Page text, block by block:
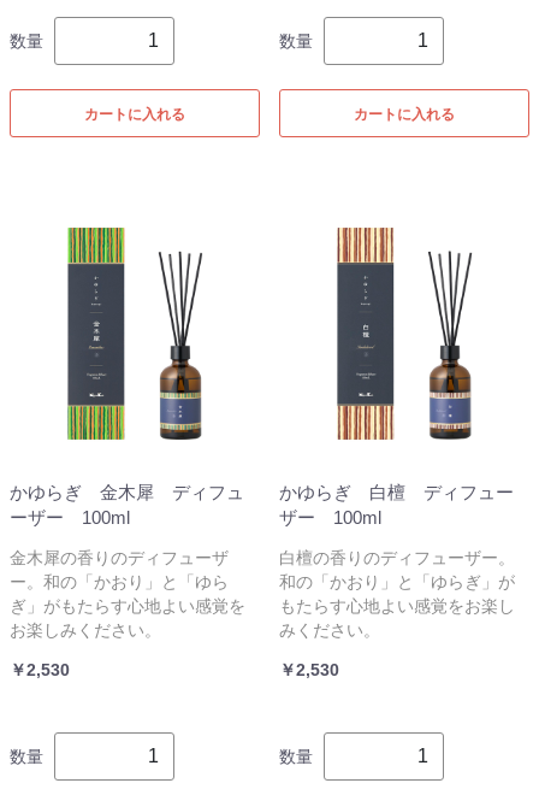
数量
カートに入れる
数量
カートに入れる
かゆらぎ 金木犀 ディフュ
ーザー 100ml
金木犀の香りのディフューザ
ー。和の「かおり」と「ゆら
ぎ」がもたらす心地よい感覚を
お楽しみください。
￥2,530
数量
かゆらぎ 白檀 ディフュー
ザー 100ml
白檀の香りのディフューザー。
和の「かおり」と「ゆらぎ」が
もたらす心地よい感覚をお楽し
みください。
￥2,530
数量